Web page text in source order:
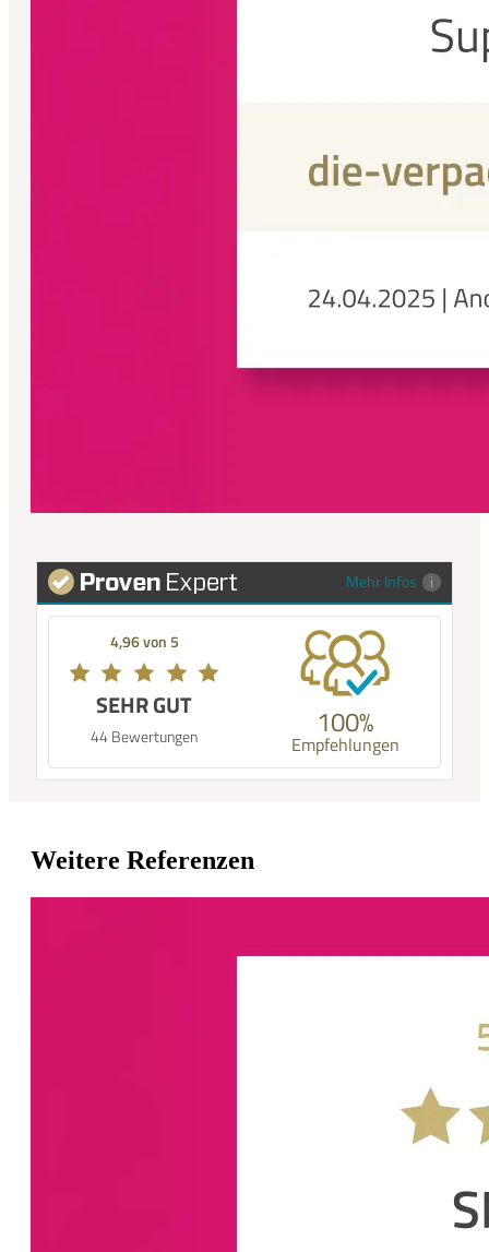
Mehr Infos
4,96 von 5
SEHR GUT
44 Bewertungen 100%
Empfehlungen
Weitere Referenzen